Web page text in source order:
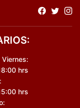
Viernes:
hrs
hrs